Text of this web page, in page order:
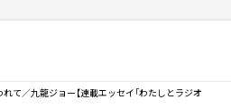
れて／九龍ジョー【連載エッセイ「わたしとラジオ